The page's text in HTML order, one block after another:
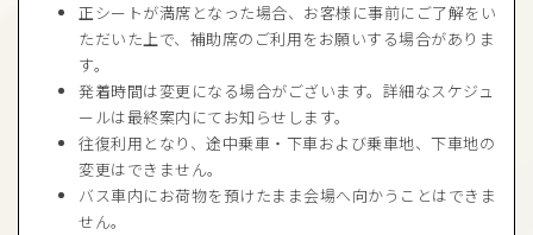
正シートが満席となった場合、お客様に事前にご了解をい
ただいた上で、補助席のご利用をお願いする場合がありま
す。
発着時間は変更になる場合がございます。詳細なスケジュ
ールは最終案内にてお知らせします。
往復利用となり、途中乗車・下車および乗車地、下車地の
変更はできません。
バス車内にお荷物を預けたまま会場へ向かうことはできま
せん。